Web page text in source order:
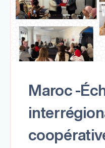
Maroc -